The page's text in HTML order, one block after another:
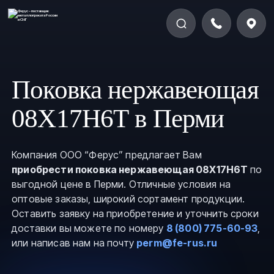
Поковка нержавеющая
08Х17Н6Т в Перми
Компания ООО “Ферус” предлагает Вам
приобрести поковка нержавеющая 08Х17Н6Т по
выгодной цене в Перми. Отличные условия на
оптовые заказы, широкий сортамент продукции.
Оставить заявку на приобретение и уточнить сроки
доставки вы можете по номеру 8 (800) 775-60-93,
или написав нам на почту perm@fe-rus.ru